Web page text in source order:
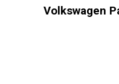
Volkswagen